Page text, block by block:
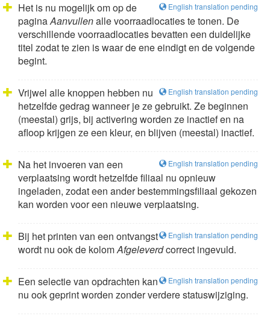
English translation pending
Het is nu mogelijk om op de
paginaAanvullenalle voorraadlocaties te tonen. De
verschillende voorraadlocaties bevatten een duidelijke
titel zodat te zien is waar de ene eindigt en de volgende
begint.
English translation pending
Vrijwel alle knoppen hebben nu
hetzelfde gedrag wanneer je ze gebruikt. Ze beginnen
(meestal) grijs, bij activering worden ze inactief en na
afloop krijgen ze een kleur, en blijven (meestal) inactief.
English translation pending
Na het invoeren van een
verplaatsing wordt hetzelfde filiaal nu opnieuw
ingeladen, zodat een ander bestemmingsfiliaal gekozen
kan worden voor een nieuwe verplaatsing.
English translation pending
Bij het printen van een ontvangst
wordt nu ook de kolomAfgeleverdcorrect ingevuld.
English translation pending
Een selectie van opdrachten kan
nu ook geprint worden zonder verdere statuswijziging.